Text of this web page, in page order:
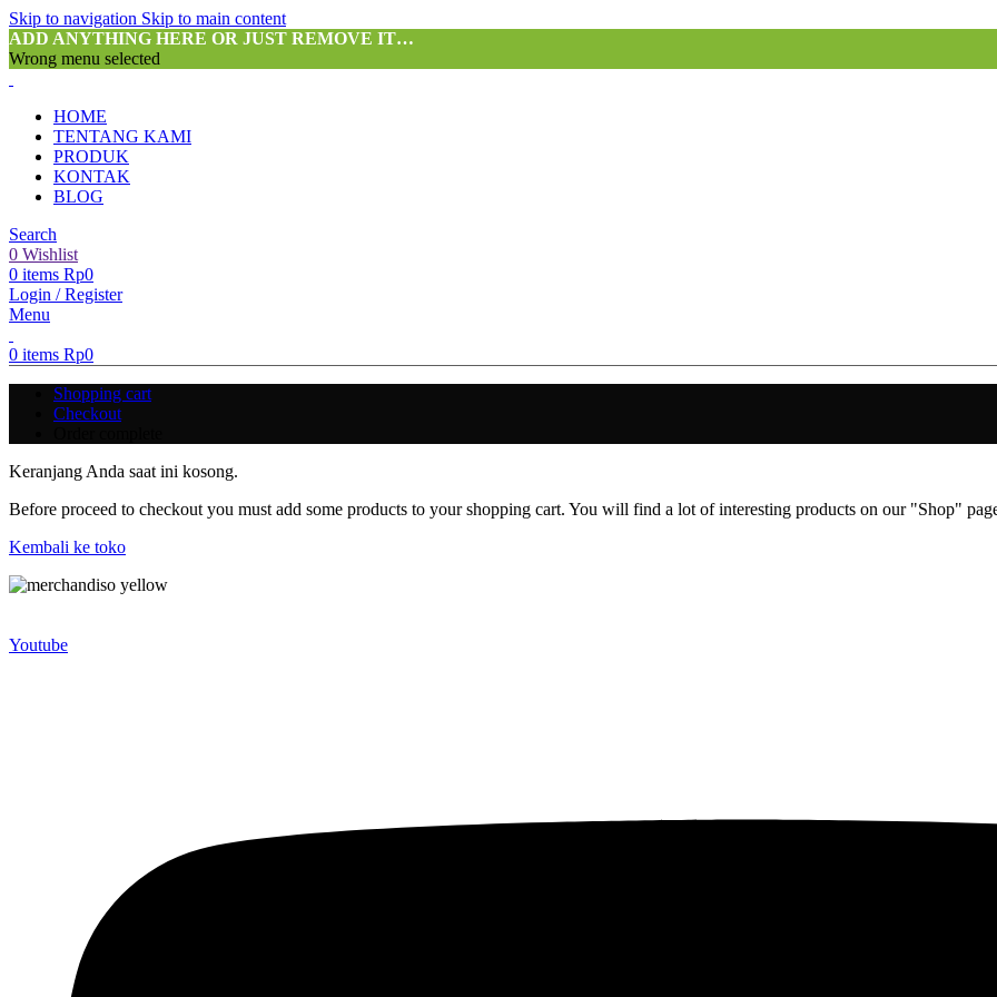
Skip to navigation Skip to main content
ADD ANYTHING HERE OR JUST REMOVE IT…
Wrong menu selected
HOME
TENTANG KAMI
PRODUK
KONTAK
BLOG
Search
0 Wishlist
0 items Rp0
Login / Register
Menu
0 items Rp0
Shopping cart
Checkout
Keranjang Anda saat ini kosong.
Before proceed to checkout you must add some products to your shopping cart. You will find a lot of interesting products on our "Shop"
Kembali ke toko
Youtube